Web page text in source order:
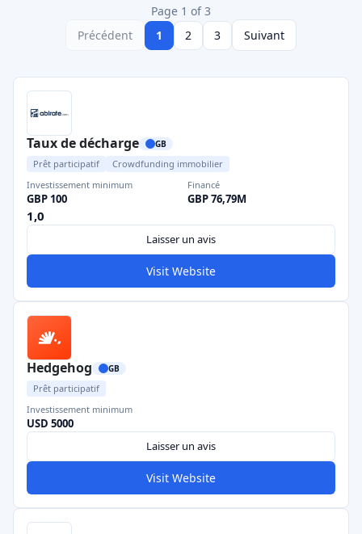
Page 1 of 3
Précédent
1 2 3 Suivant
Taux de décharge GB
Prêt participatif
Crowdfunding immobilier
Investissement minimum
GBP 100
Financé
GBP 76,79M
1,0
Laisser un avis
Visit Website
Hedgehog GB
Prêt participatif
Investissement minimum
USD 5000
Laisser un avis
Visit Website